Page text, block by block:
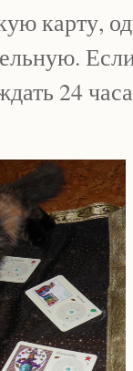
карту,
24